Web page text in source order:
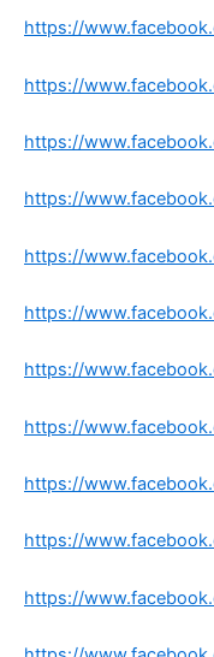
https://
https://
https://
https://
https://
https://
https://
https://
https://
https://
https://